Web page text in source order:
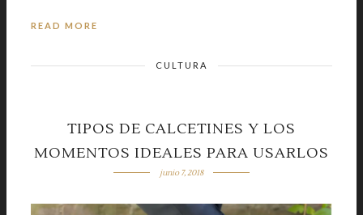
READ MORE
CULTURA
TIPOS DE CALCETINES Y LOS
MOMENTOS IDEALES PARA USARLOS
junio 7, 2018